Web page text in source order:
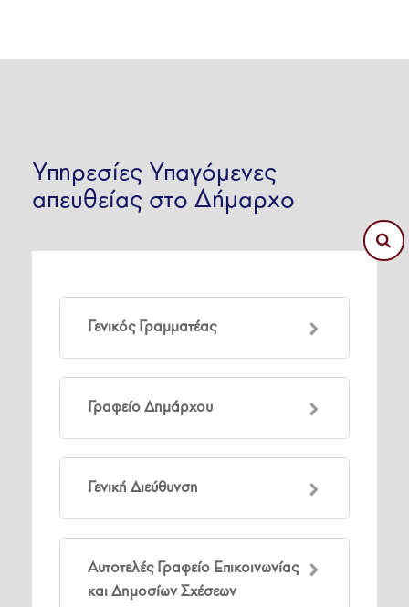
Υπηρεσίες Υπαγόμενες
απευθείας στο Δήμαρχο
Γενικός Γραμματέας
Γραφείο Δημάρχου
Γενική Διεύθυνση
Αυτοτελές Γραφείο Επικοινωνίας
και Δημοσίων Σχέσεων